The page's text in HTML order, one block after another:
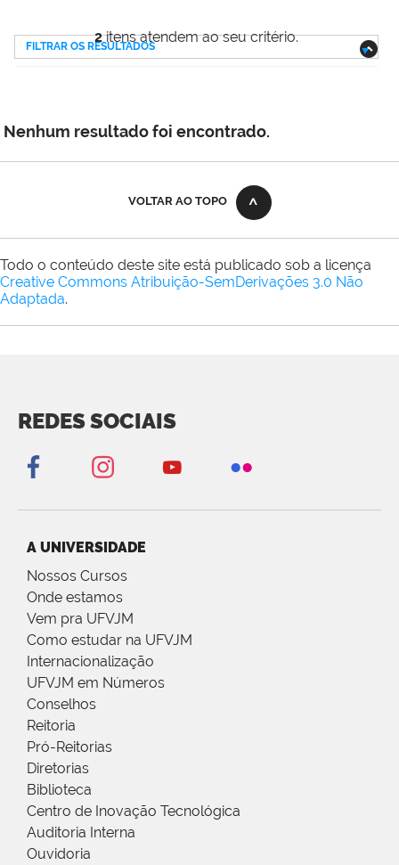
2itens atendem ao seu critério.
FILTRAR OS RESULTADOS
Nenhum resultado foi encontrado.
VOLTAR AO TOPO
Todo o conteúdo deste site está publicado sob a licença
Creative Commons Atribuição-SemDerivações 3.0 Não
Adaptada.
REDES SOCIAIS
A UNIVERSIDADE
Nossos Cursos
Onde estamos
Vem pra UFVJM
Como estudar na UFVJM
Internacionalização
UFVJM em Números
Conselhos
Reitoria
Pró-Reitorias
Diretorias
Biblioteca
Centro de Inovação Tecnológica
Auditoria Interna
Ouvidoria